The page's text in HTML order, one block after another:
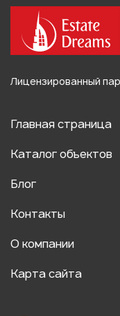
Лицензированный
Главная страница
Каталог объектов
Блог
Контакты
О компании
Карта сайта